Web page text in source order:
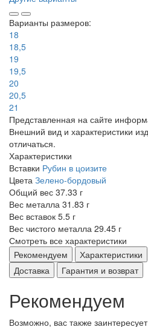
Варианты размеров:
18
18,5
19
19,5
20
20,5
21
Представленная на сайте
Внешний вид и характеристики
отличаться.
Характеристики
Вставки Рубин в цоизите
Цвета Зелено-бордовый
Общий вес 37.33 г
Вес металла 31.83 г
Вес вставок 5.5 г
Вес чистого металла 29.45 г
Смотреть все характеристики
Рекомендуем
Характеристики
Доставка
Гарантия и возврат
Рекомендуем
Возможно, вас также заинтересует